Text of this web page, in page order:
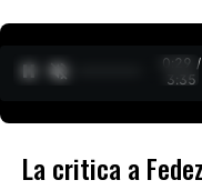
0:30 /
3:35
La critica a